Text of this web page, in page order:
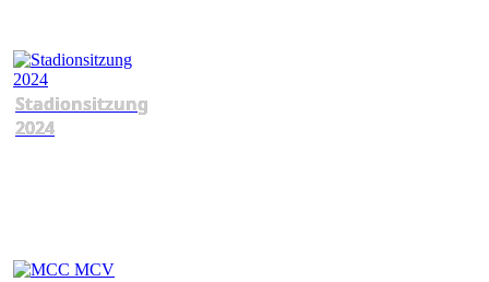
Stadionsitzung
2024